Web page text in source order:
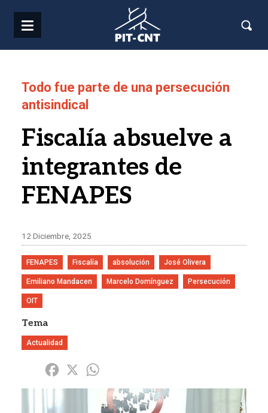
Todo fue parte de una persecución
antisindical
Fiscalía absuelve a
integrantes de
FENAPES
12 Diciembre, 2025
FENAPES Fiscalía absolución José Olivera
Emiliano Mandacen Marcelo Domínguez Persecución
OIT
Tema
Actualidad
Share Facebook
X